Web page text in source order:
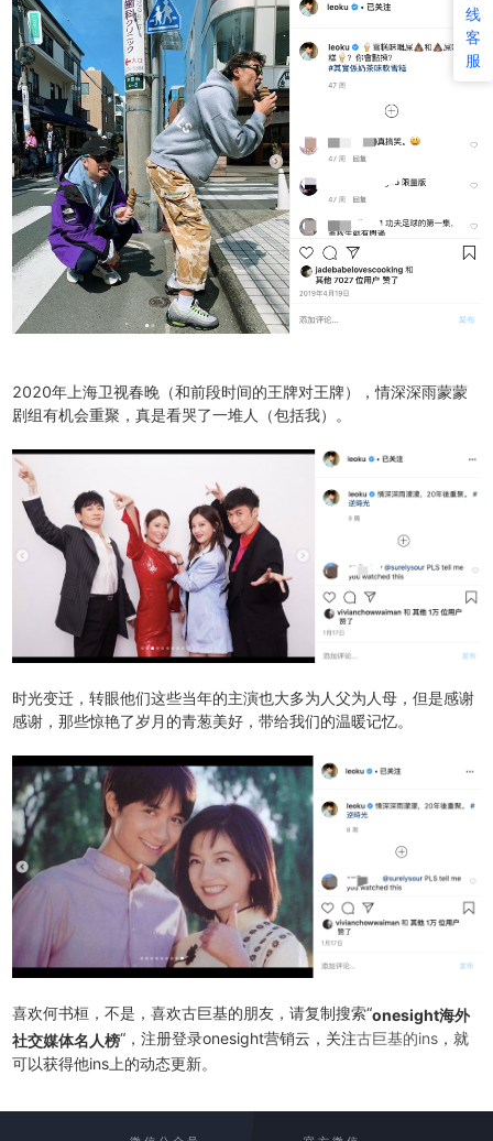
2020年上海卫视春晚（和前段时间的王牌对王牌），情深深雨蒙蒙
剧组有机会重聚，真是看哭了一堆人（包括我）。
时光变迁，转眼他们这些当年的主演也大多为人父为人母，但是感谢
感谢，那些惊艳了岁月的青葱美好，带给我们的温暖记忆。
喜欢何书桓，不是，喜欢古巨基的朋友，请复制搜索“onesight海外
社交媒体名人榜“，注册登录onesight营销云，关注古巨基的ins，就
可以获得他ins上的动态更新。
线
客
服